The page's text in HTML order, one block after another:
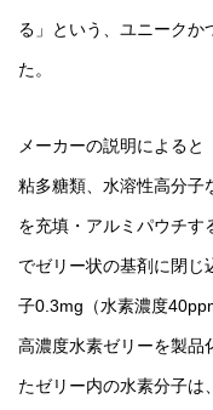
る」という、ユニークか
た。
メーカーの説明による
粘多糖類、水溶性高分子
を充填・アルミパウチす
でゼリー状の基剤に閉じ
子0.3mg（水素濃度
高濃度水素ゼリーを製品
たゼリー内の水素分子は